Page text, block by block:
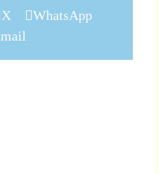
X
WhatsApp